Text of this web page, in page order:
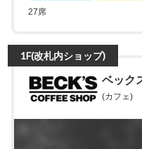
27席
1F(改札内ショップ)
ベック
(カフェ)